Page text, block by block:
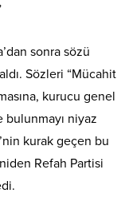
sonra sözü
Sözleri “Mücahit
kurucu genel
bulunmayı niyaz
kurak geçen bu
Refah Partisi